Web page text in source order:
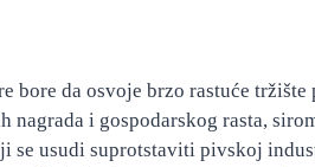
bore da osvoje brzo rastuće
i gospodarskog rasta,
se usudi suprotstaviti pivskoj